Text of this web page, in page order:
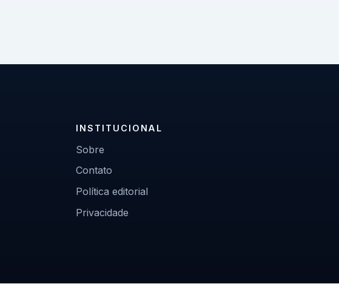
INSTITUCIONAL
Sobre
Contato
Política editorial
Privacidade